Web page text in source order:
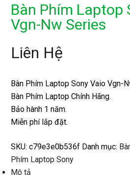
Bàn Phím Laptop
Vgn-Nw Series
Liên Hệ
Bàn Phím Laptop Sony Vaio Vgn-
Bàn Phím Laptop Chính Hãng.
Bảo hành 1 năm.
Miễn phí lắp đặt.
SKU:c79e3e0b536f Danh mục:
Phím Laptop Sony
Mô tả